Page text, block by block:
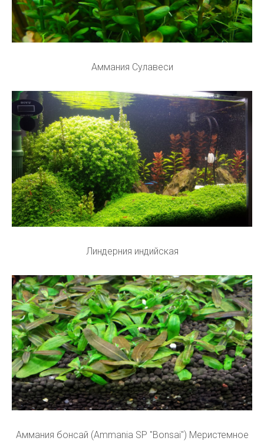
Аммания Сулавеси
Линдерния индийская
Аммания бонсай (Ammania SP "Bonsai") Меристемное